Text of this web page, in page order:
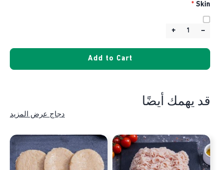
Skin
*
–
+
Add to Cart
قد يهمك أيضًا
دجاج عرض المزيد